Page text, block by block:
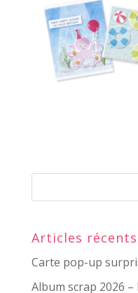
Articles récents
Carte pop-up
Album scrap 2026 –